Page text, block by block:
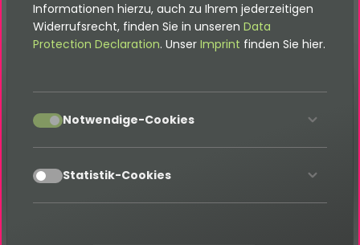
Kategorie: F
Informationen hierzu, auch zu Ihrem jederzeitigen
Widerrufsrecht, finden Sie in unseren Data
Protection Declaration. Unser Imprint finden Sie hier.
accept Notwendige-Cookies
accept Statistik-Cookies